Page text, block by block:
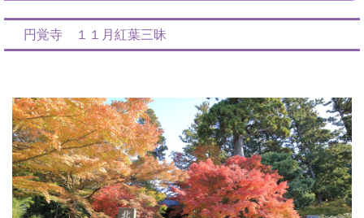
円覚寺 １１月紅葉三昧